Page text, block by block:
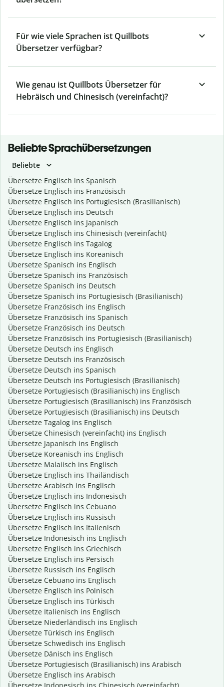
Für wie viele Sprachen ist Quillbots
Übersetzer verfügbar?
Wie genau ist Quillbots Übersetzer für
Hebräisch und Chinesisch (vereinfacht)?
Beliebte Sprachübersetzungen
Beliebte
Übersetze Englisch ins Spanisch
Übersetze Englisch ins Französisch
Übersetze Englisch ins Portugiesisch (Brasilianisch)
Übersetze Englisch ins Deutsch
Übersetze Englisch ins Japanisch
Übersetze Englisch ins Chinesisch (vereinfacht)
Übersetze Englisch ins Tagalog
Übersetze Englisch ins Koreanisch
Übersetze Spanisch ins Englisch
Übersetze Spanisch ins Französisch
Übersetze Spanisch ins Deutsch
Übersetze Spanisch ins Portugiesisch (Brasilianisch)
Übersetze Französisch ins Englisch
Übersetze Französisch ins Spanisch
Übersetze Französisch ins Deutsch
Übersetze Französisch ins Portugiesisch (Brasilianisch)
Übersetze Deutsch ins Englisch
Übersetze Deutsch ins Französisch
Übersetze Deutsch ins Spanisch
Übersetze Deutsch ins Portugiesisch (Brasilianisch)
Übersetze Portugiesisch (Brasilianisch) ins Englisch
Übersetze Portugiesisch (Brasilianisch) ins Französisch
Übersetze Portugiesisch (Brasilianisch) ins Deutsch
Übersetze Tagalog ins Englisch
Übersetze Chinesisch (vereinfacht) ins Englisch
Übersetze Japanisch ins Englisch
Übersetze Koreanisch ins Englisch
Übersetze Malaiisch ins Englisch
Übersetze Englisch ins Thailändisch
Übersetze Arabisch ins Englisch
Übersetze Englisch ins Indonesisch
Übersetze Englisch ins Cebuano
Übersetze Englisch ins Russisch
Übersetze Englisch ins Italienisch
Übersetze Indonesisch ins Englisch
Übersetze Englisch ins Griechisch
Übersetze Englisch ins Persisch
Übersetze Russisch ins Englisch
Übersetze Cebuano ins Englisch
Übersetze Englisch ins Polnisch
Übersetze Englisch ins Türkisch
Übersetze Italienisch ins Englisch
Übersetze Niederländisch ins Englisch
Übersetze Türkisch ins Englisch
Übersetze Schwedisch ins Englisch
Übersetze Dänisch ins Englisch
Übersetze Portugiesisch (Brasilianisch) ins Arabisch
Übersetze Englisch ins Arabisch